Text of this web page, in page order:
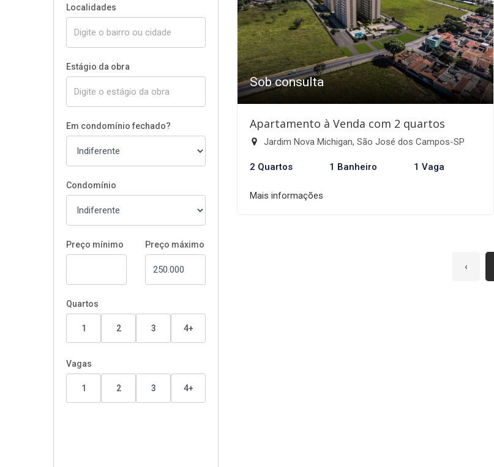
Localidades
Estágio da obra
Em condomínio fechado?
Condomínio
Preço mínimo Preço máximo
Quartos
1 2 3 4+
Vagas
1 2 3 4+
Sob consulta
Apartamento à Venda com 2 quartos
Jardim Nova Michigan, São José dos Campos-SP
2 Quartos 1 Banheiro 1 Vaga
Mais informações
‹